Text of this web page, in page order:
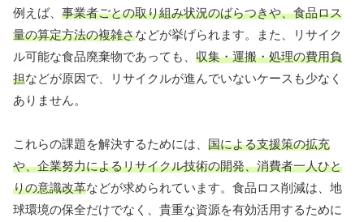
例えば、 事業者ごとの取り組み状況のばらつきや、食品ロス
量の算定方法の複雑さなどが挙げられます。また、リサイク
ル可能な食品廃棄物であっても、 収集・運搬・処理の費用負
担などが原因で、リサイクルが進んでいないケースも少なく
ありません。
これらの課題を解決するためには、 国による支援策の拡充
や、企業努力によるリサイクル技術の開発、消費者一人ひと
りの意識改革などが求められています。食品ロス削減は、地
球環境の保全だけでなく、貴重な資源を有効活用するために